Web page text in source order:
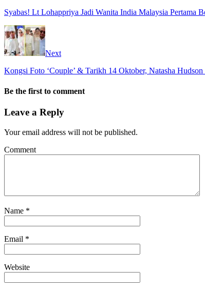
Syabas! Lt Lohappriya Jadi Wanita India Malaysia Pertama
Next
Kongsi Foto ‘Couple’ & Tarikh 14 Oktober, Natasha
Be the first to comment
Leave a Reply
Your email address will not be published.
Comment
Name *
Email *
Website